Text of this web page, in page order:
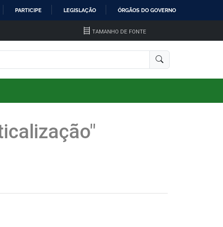
PARTICIPE LEGISLAÇÃO ÓRGÃOS DO GOVERNO
TAMANHO DE FONTE